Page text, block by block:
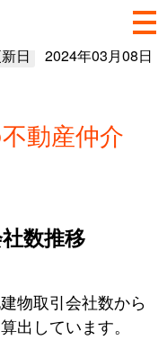
日 2024年03月08日
動産仲介
数推移
物取引会社数から
出しています。